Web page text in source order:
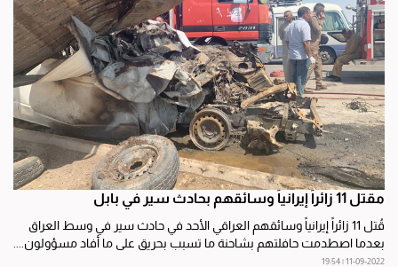
مقتل 11 زائراً إيرانياً وسائقهم بحادث سير في بابل
قُتل 11 زائراً إيرانياً وسائقهم العراقي الأحد في حادث سير في وسط العراق
بعدما اصطدمت حافلتهم بشاحنة ما تسبب بحريق على ما أفاد مسؤولون....
11-09-2022 | 19:54